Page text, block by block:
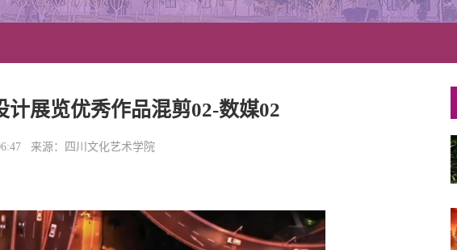
展览优秀作品混剪02-数媒02
来源：四川文化艺术学院